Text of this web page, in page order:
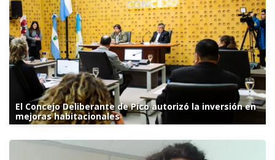
El Concejo Deliberante de Pico autorizó la inversión en
mejoras habitacionales